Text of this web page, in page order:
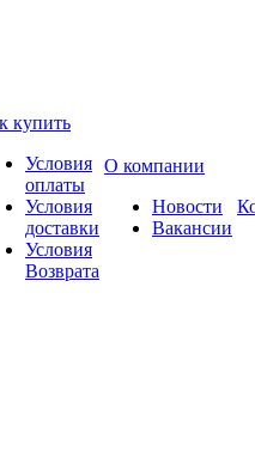
купить
Условия
оплаты
Условия
доставки
Условия
Возврата
О компании
Новости
Вакансии